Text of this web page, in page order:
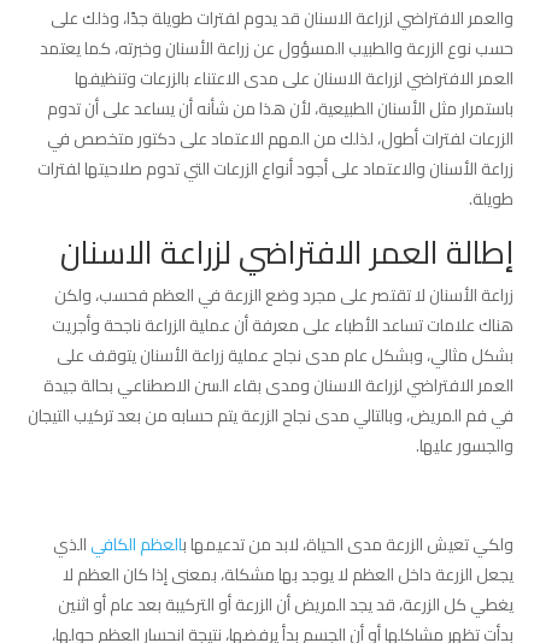
والعمر الافتراضي لزراعة الاسنان قد يدوم لفترات طويلة جدًا، وذلك على
حسب نوع الزرعة والطبيب المسؤول عن زراعة الأسنان وخبرته، كما يعتمد
العمر الافتراضي لزراعة الاسنان على مدى الاعتناء بالزرعات وتنظيفها
باستمرار مثل الأسنان الطبيعية، لأن هذا من شأنه أن يساعد على أن تدوم
الزرعات لفترات أطول، لذلك من المهم الاعتماد على دكتور متخصص في
زراعة الأسنان والاعتماد على أجود أنواع الزرعات التي تدوم صلاحيتها لفترات
طويلة.
إطالة العمر الافتراضي لزراعة الاسنان
زراعة الأسنان لا تقتصر على مجرد وضع الزرعة في العظم فحسب، ولكن
هناك علامات تساعد الأطباء على معرفة أن عملية الزراعة ناجحة وأجريت
بشكل مثالي، وبشكل عام مدى نجاح عملية زراعة الأسنان يتوقف على
العمر الافتراضي لزراعة الاسنان ومدى بقاء السن الاصطناعي بحالة جيدة
في فم المريض، وبالتالي مدى نجاح الزرعة يتم حسابه من بعد تركيب التيجان
والجسور عليها.
ولكي تعيش الزرعة مدى الحياة، لابد من تدعيمها بالعظم الكافيالذي
يجعل الزرعة داخل العظم لا يوجد بها مشكلة، بمعنى إذا كان العظم لا
يغطي كل الزرعة، قد يجد المريض أن الزرعة أو التركيبة بعد عام أو اثنين
بدأت تظهر مشاكلها أو أن الجسم بدأ يرفضها، نتيجة انحسار العظم حولها،